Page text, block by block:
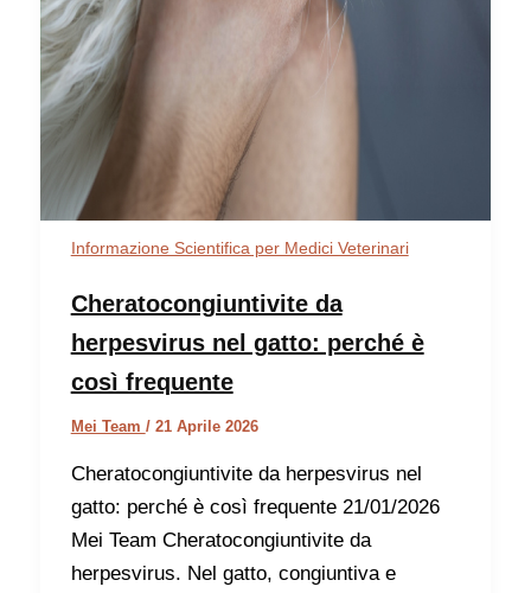
Informazione Scientifica per Medici Veterinari
Cheratocongiuntivite da
herpesvirus nel gatto: perché è
così frequente
Mei Team / 21 Aprile 2026
Cheratocongiuntivite da herpesvirus nel
gatto: perché è così frequente 21/01/2026
Mei Team Cheratocongiuntivite da
herpesvirus. Nel gatto, congiuntiva e